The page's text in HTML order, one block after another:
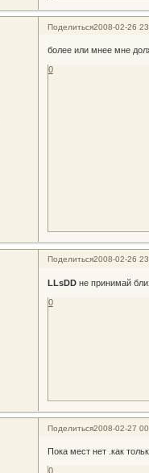
Поделиться2008-02-26
более или мнее мне
0
Поделиться2008-02-26
LLsDDне принимай
0
Поделиться2008-02-27
Пока мест нет .как
0